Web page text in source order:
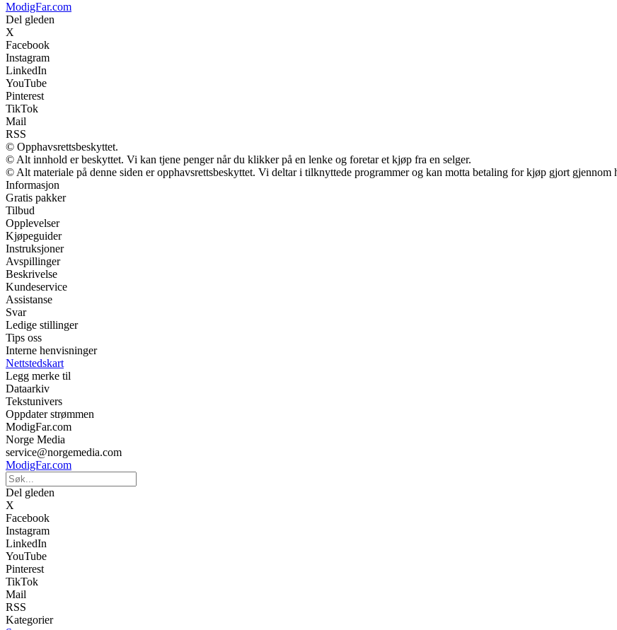
ModigFar.com
Del gleden
X
Facebook
Instagram
LinkedIn
YouTube
Pinterest
TikTok
Mail
RSS
© Opphavsrettsbeskyttet.
© Alt innhold er beskyttet. Vi kan tjene penger når du klikker på en lenke og foretar et kjøp fra en selger.
© Alt materiale på denne siden er opphavsrettsbeskyttet. Vi deltar i tilknyttede programmer og kan motta betaling for kjøp gjort
Informasjon
Gratis pakker
Tilbud
Opplevelser
Kjøpeguider
Instruksjoner
Avspillinger
Beskrivelse
Kundeservice
Assistanse
Svar
Ledige stillinger
Tips oss
Interne henvisninger
Nettstedskart
Legg merke til
Dataarkiv
Tekstunivers
Oppdater strømmen
ModigFar.com
Norge Media
service@norgemedia.com
ModigFar.com
Del gleden
X
Facebook
Instagram
LinkedIn
YouTube
Pinterest
TikTok
Mail
RSS
Kategorier